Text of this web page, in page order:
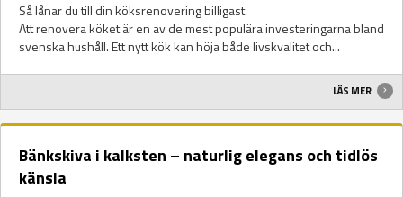
Så lånar du till din köksrenovering billigast
Att renovera köket är en av de mest populära investeringarna bland
svenska hushåll. Ett nytt kök kan höja både livskvalitet och...
LÄS MER
Bänkskiva i kalksten – naturlig elegans och tidlös
känsla